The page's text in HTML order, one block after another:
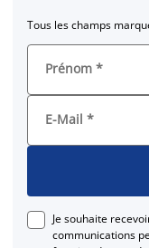
Tous les champs
Prénom *
E-Mail *
Je souhaite
communications